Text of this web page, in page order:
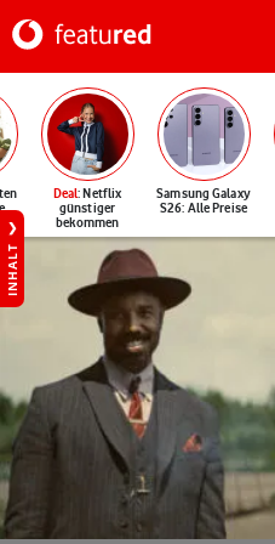
Deal: Netflix
günstiger
bekommen
Samsung Galaxy
S26: Alle Preise
INHALT